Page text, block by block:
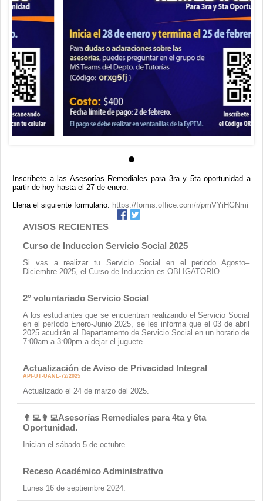
Inscríbete a las Asesorías Remediales para 3ra y 5ta oportunidad a
partir de hoy hasta el 27 de enero.
Llena el siguiente formulario: https://forms.office.com/r/pmVYiHGNmi
AVISOS RECIENTES
Curso de Induccion Servicio Social 2025
Si vas a realizar tu Servicio Social en el periodo Agosto–
Diciembre 2025, el Curso de Induccion es OBLIGATORIO.
2° voluntariado Servicio Social
A los estudiantes que se encuentran realizando el Servicio Social
en el período Enero-Junio 2025, se les informa que el 03 de abril
2025 acudirán al Departamento de Servicio Social en un horario de
7:00am a 3:00pm a dejar el juguete...
Actualización de Aviso de Privacidad Integral
API-UT-UANL-72/2025
Actualizado el 24 de marzo del 2025.
👨‍💻👩‍💻Asesorías Remediales para 4ta y 6ta
Oportunidad.
Inician el sábado 5 de octubre.
Receso Académico Administrativo
Lunes 16 de septiembre 2024.